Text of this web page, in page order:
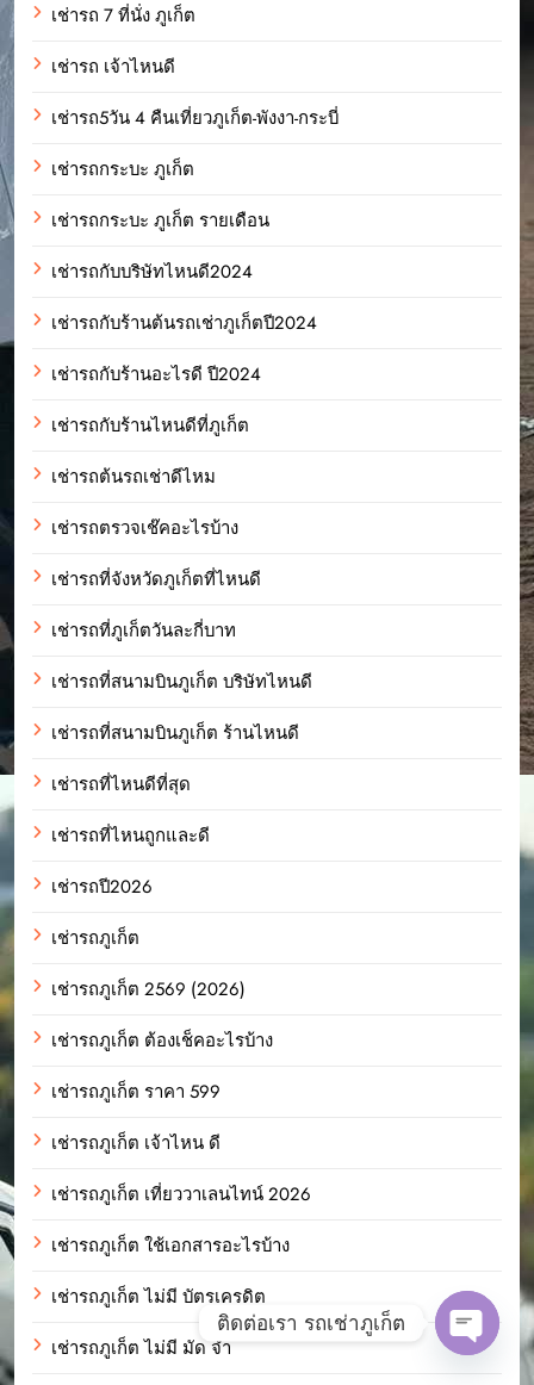
เช่ารถ 7 ที่นั่ง ภูเก็ต
เช่ารถ เจ้าไหนดี
เช่ารถ5วัน 4 คืนเที่ยวภูเก็ต-พังงา-กระบี่
เช่ารถกระบะ ภูเก็ต
เช่ารถกระบะ ภูเก็ต รายเดือน
เช่ารถกับบริษัทไหนดี2024
เช่ารถกับร้านต้นรถเช่าภูเก็ตปี2024
เช่ารถกับร้านอะไรดี ปี2024
เช่ารถกับร้านไหนดีที่ภูเก็ต
เช่ารถต้นรถเช่าดีไหม
เช่ารถตรวจเช๊คอะไรบ้าง
เช่ารถที่จังหวัดภูเก็ตที่ไหนดี
เช่ารถที่ภูเก็ตวันละกี่บาท
เช่ารถที่สนามบินภูเก็ต บริษัทไหนดี
เช่ารถที่สนามบินภูเก็ต ร้านไหนดี
เช่ารถที่ไหนดีที่สุด
เช่ารถที่ไหนถูกและดี
เช่ารถปี2026
เช่ารถภูเก็ต
เช่ารถภูเก็ต 2569 (2026)
เช่ารถภูเก็ต ต้องเช็คอะไรบ้าง
เช่ารถภูเก็ต ราคา 599
เช่ารถภูเก็ต เจ้าไหน ดี
เช่ารถภูเก็ต เที่ยววาเลนไทน์ 2026
เช่ารถภูเก็ต ใช้เอกสารอะไรบ้าง
เช่ารถภูเก็ต ไม่มี บัตรเครดิต
เช่ารถภูเก็ต ไม่มี มัด จํา
ติดต่อเรา รถเช่าภูเก็ต
Open